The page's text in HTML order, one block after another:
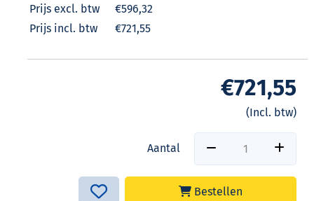
Prijs excl. btw
€596,32
Prijs incl. btw
€721,55
€721,55
(Incl. btw)
Aantal
Bestellen